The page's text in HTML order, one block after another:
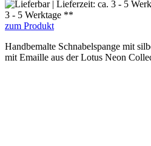
3 - 5 Werktage **
zum Produkt
Handbemalte Schnabelspange mit
mit Emaille aus der Lotus Neon